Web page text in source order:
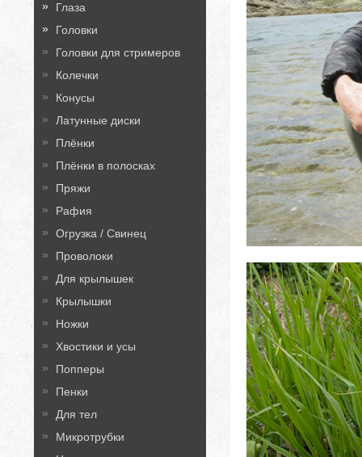
Глаза
Головки
Головки для стримеров
Колечки
Конусы
Латунные диски
Плёнки
Плёнки в полосках
Пряжи
Рафия
Огрузка / Свинец
Проволоки
Для крылышек
Крылышки
Ножки
Хвостики и усы
Попперы
Пенки
Для тел
Микротрубки